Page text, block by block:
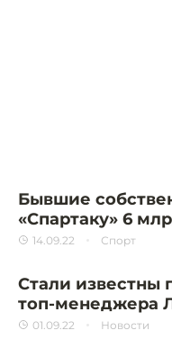
Бывшие
«Спартаку» 6
14.09.22 Спорт
Стали известны
топ-менеджера
01.09.22 Новости